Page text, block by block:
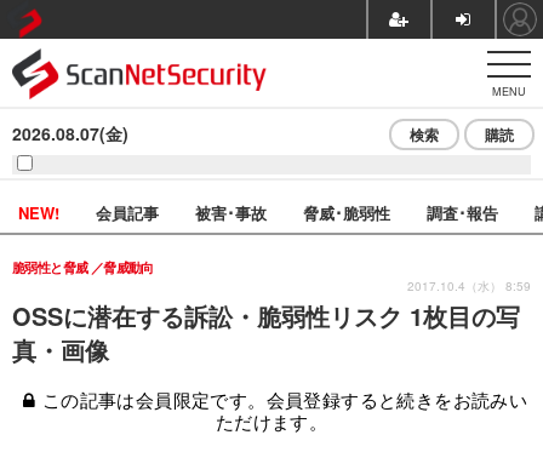
MENU
2026.08.07(金) 検索 購読
NEW! 会員記事 被害･事故 脅威･脆弱性 調査･報告
OSSに潜在する訴訟・脆弱性リスク 1枚目の写
真・画像
脆弱性と脅威 脅威動向
2017.10.4（水） 8:59
この記事は会員限定です。会員登録すると続きをお読みい
ただけます。